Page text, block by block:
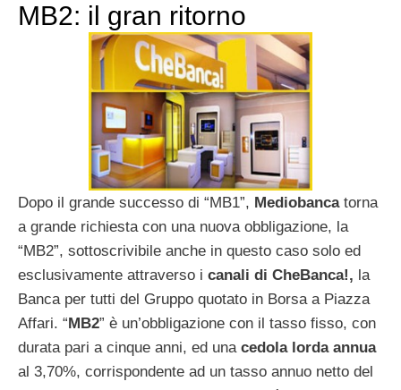
MB2: il gran ritorno
Dopo il grande successo di “MB1”, Mediobancatorna
a grande richiesta con una nuova obbligazione, la
“MB2”, sottoscrivibile anche in questo caso solo ed
esclusivamente attraverso i canali di CheBanca!, la
Banca per tutti del Gruppo quotato in Borsa a Piazza
Affari. “MB2” è un’obbligazione con il tasso fisso, con
durata pari a cinque anni, ed una cedola lorda annua
al 3,70%, corrispondente ad un tasso annuo netto del